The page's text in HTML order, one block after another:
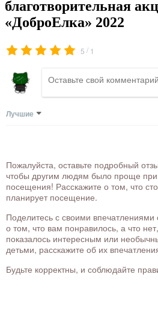
благотворительная
«ДоброЕлка» 2022
5 / 1
Лучшие
Пожалуйста, оставьте подробный
чтобы другим людям было проще
посещения! Расскажите о том, что
планирует посещение.
Поделитесь с своими
о том, что вам понравилось, а что
показалось интересным или
детьми, расскажите об их
Будьте корректны, и соблюдайте